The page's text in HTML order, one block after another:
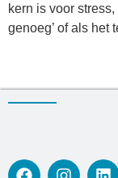
kern is voor
genoeg’ of als het